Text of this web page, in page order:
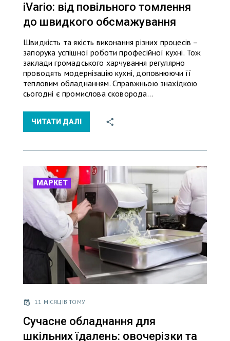
iVario: від повільного томлення
до швидкого обсмажування
Швидкість та якість виконання різних процесів –
запорука успішної роботи професійної кухні. Тож
заклади громадського харчування регулярно
проводять модернізацію кухні, доповнюючи її
тепловим обладнанням. Справжньою знахідкою
сьогодні є промислова сковорода…
ЧИТАТИ ДАЛІ
МАРКЕТ
11 МІСЯЦІВ ТОМУ
Сучасне обладнання для
шкільних їдалень: овочерізки та